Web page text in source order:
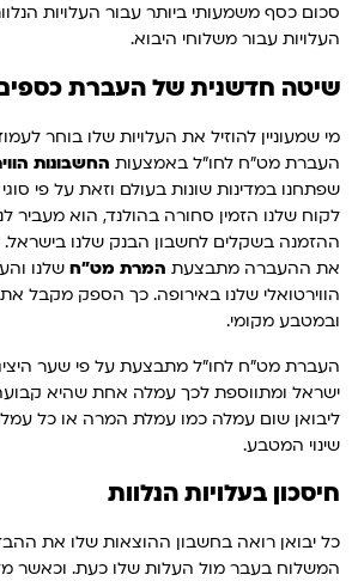
סכום כסף משמעותי ביותר עבור העלויות
העלויות עבור משלוחי היבוא.
שיטה חדשנית של העברת
מי שמעוניין להוזיל את העלויות שלו בוחר
העברת מט"ח לחו"ל באמצעות החשבונות
שפתחנו במדינות שונות בעולם וזאת על פי
לקוח שלנו הזמין סחורה בהולנד, הוא מעביר
ההזמנה בשקלים לחשבון הבנק שלנו
את ההעברה מתבצעת המרת מט"ח שלנו
הווירטואלי שלנו באירופה. כך הספק מקבל
ובמטבע מקומי.
העברת מט"ח לחו"ל מתבצעת על פי שער
ישראל ומתווספת לכך עמלה אחת שהיא
ליבואן שום עמלה כמו עמלת המרה או כל
שינוי המטבע.
חיסכון בעלויות הנלוות
כל יבואן רואה בחשבון ההוצאות שלו את
המשלוח בעבר מול העלות שלו כעת. וכאשר